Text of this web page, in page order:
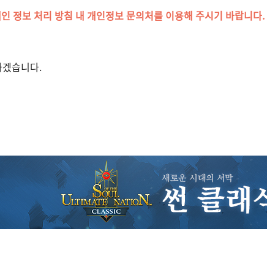
정보 처리 방침 내 개인정보 문의처를 이용해 주시기 바랍니다.
습니다.